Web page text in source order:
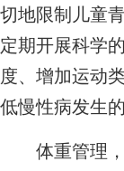
切地限制儿童
定期开展科学
度、增加运动
低慢性病发生
体重管理，